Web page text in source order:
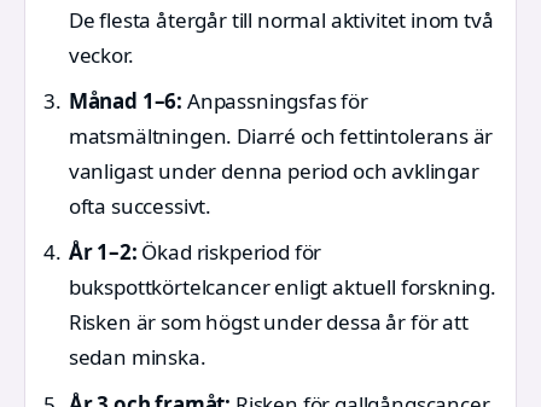
De flesta återgår till normal aktivitet inom två
veckor.
Månad 1–6: Anpassningsfas för
matsmältningen. Diarré och fettintolerans är
vanligast under denna period och avklingar
ofta successivt.
År 1–2: Ökad riskperiod för
bukspottkörtelcancer enligt aktuell forskning.
Risken är som högst under dessa år för att
sedan minska.